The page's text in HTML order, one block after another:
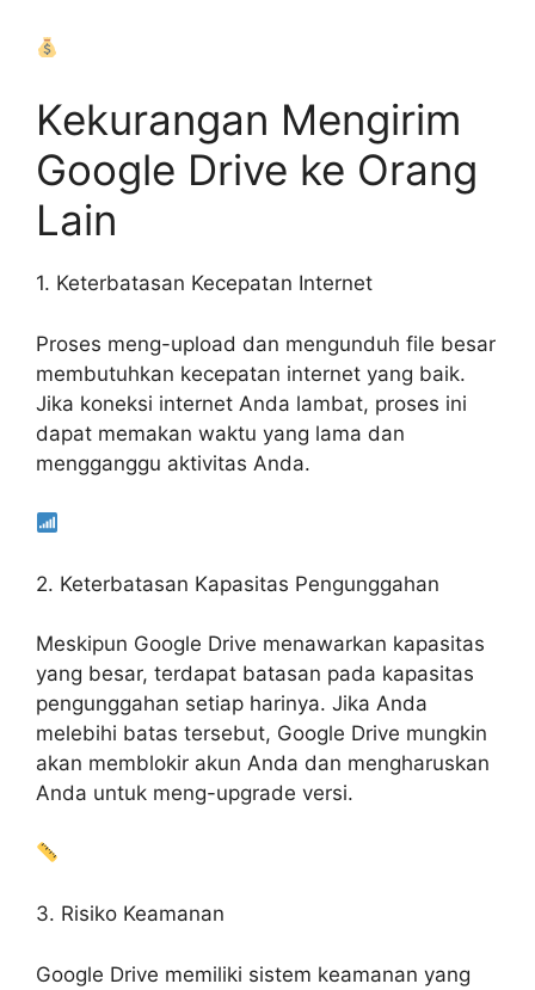
Kekurangan Mengirim
Google Drive ke Orang
Lain
1. Keterbatasan Kecepatan Internet
Proses meng-upload dan mengunduh file besar
membutuhkan kecepatan internet yang baik.
Jika koneksi internet Anda lambat, proses ini
dapat memakan waktu yang lama dan
mengganggu aktivitas Anda.
2. Keterbatasan Kapasitas Pengunggahan
Meskipun Google Drive menawarkan kapasitas
yang besar, terdapat batasan pada kapasitas
pengunggahan setiap harinya. Jika Anda
melebihi batas tersebut, Google Drive mungkin
akan memblokir akun Anda dan mengharuskan
Anda untuk meng-upgrade versi.
3. Risiko Keamanan
Google Drive memiliki sistem keamanan yang